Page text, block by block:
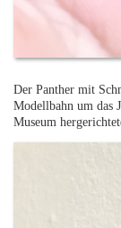
Der Panther mit
Modellbahn um das
Museum